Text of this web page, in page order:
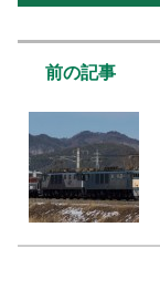
前の記事